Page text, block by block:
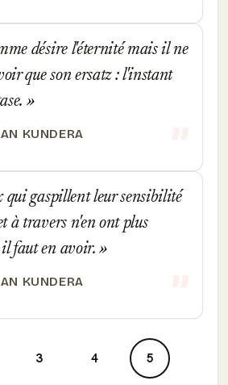
désire l'éternité mais il ne
que son ersatz : l'instant
KUNDERA
qui gaspillent leur sensibilité
à travers n'en ont plus
faut en avoir.
KUNDERA
3 4 5